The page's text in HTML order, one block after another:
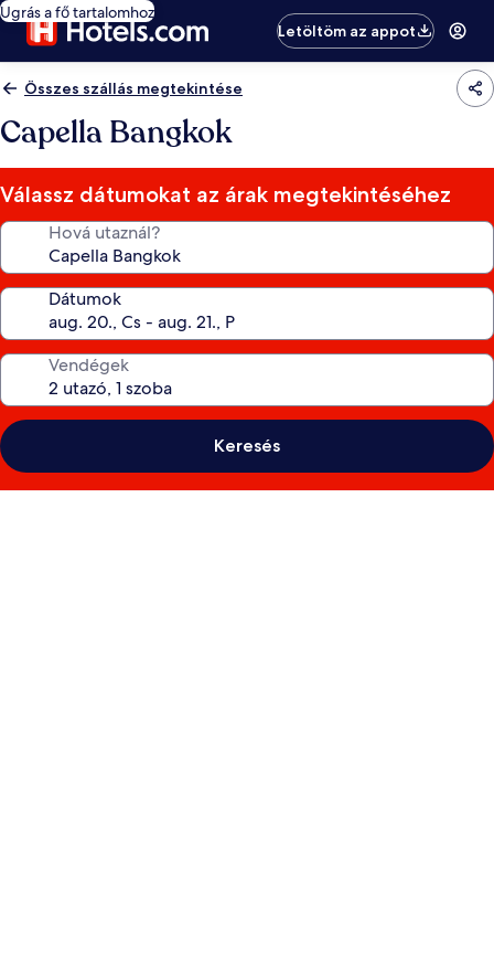
Ugrás a fő tartalomhoz
Letöltöm az appot
Összes szállás megtekintése
Capella Bangkok
Válassz dátumokat az árak megtekintéséhez
Hová utaznál?
Dátumok
Vendégek
Keresés